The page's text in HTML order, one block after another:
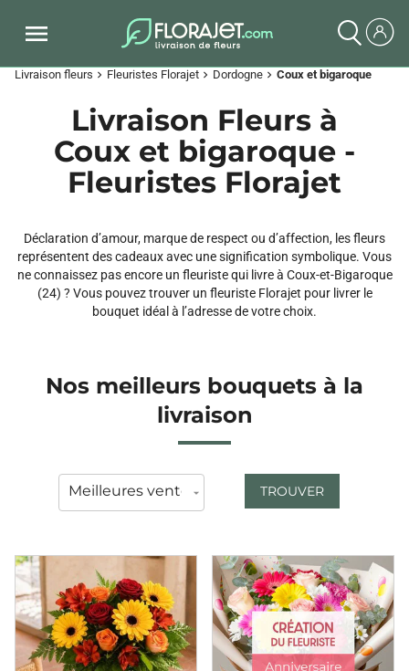
Livraison fleurs chevron_right Fleuristes Florajet chevron_right Dordogne chevron_right Coux et bigaroque
Livraison Fleurs à
Coux et bigaroque -
Fleuristes Florajet
Déclaration d’amour, marque de respect ou d’affection, les fleurs
représentent des cadeaux avec une signification symbolique. Vous
ne connaissez pas encore un fleuriste qui livre à Coux-et-Bigaroque
(24) ? Vous pouvez trouver un fleuriste Florajet pour livrer le
bouquet idéal à l’adresse de votre choix.
Nos meilleurs bouquets à la
livraison
TROUVER